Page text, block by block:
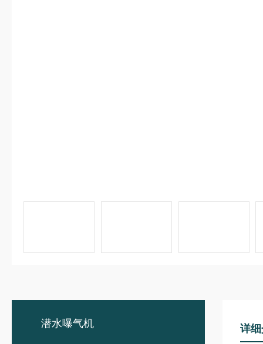
潜水曝气机 详